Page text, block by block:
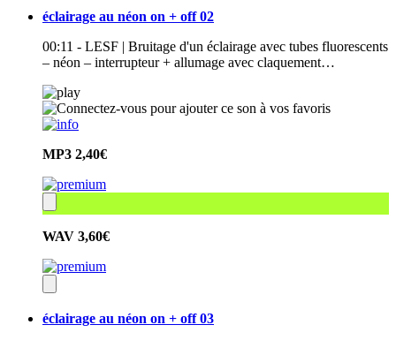
éclairage au néon on + off 02
00:11 - LESF | Bruitage d'un éclairage avec tubes fluorescents
– néon – interrupteur + allumage avec claquement…
MP3 2,40€
WAV 3,60€
éclairage au néon on + off 03